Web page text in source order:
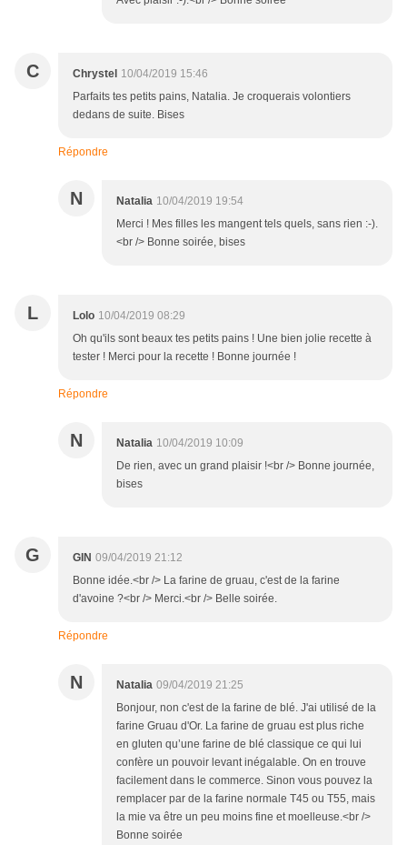
C Chrystel 10/04/2019 15:46
Parfaits tes petits pains, Natalia. Je croquerais volontiers
dedans de suite. Bises
Répondre
N Natalia 10/04/2019 19:54
Merci ! Mes filles les mangent tels quels, sans rien :-).
<br /> Bonne soirée, bises
L Lolo 10/04/2019 08:29
Oh qu'ils sont beaux tes petits pains ! Une bien jolie recette à
tester ! Merci pour la recette ! Bonne journée !
Répondre
N Natalia 10/04/2019 10:09
De rien, avec un grand plaisir !<br /> Bonne journée,
bises
G GIN 09/04/2019 21:12
Bonne idée.<br /> La farine de gruau, c'est de la farine
d'avoine ?<br /> Merci.<br /> Belle soirée.
Répondre
N Natalia 09/04/2019 21:25
Bonjour, non c'est de la farine de blé. J'ai utilisé de la
farine Gruau d'Or. La farine de gruau est plus riche
en gluten qu’une farine de blé classique ce qui lui
confère un pouvoir levant inégalable. On en trouve
facilement dans le commerce. Sinon vous pouvez la
remplacer par de la farine normale T45 ou T55, mais
la mie va être un peu moins fine et moelleuse.<br />
Bonne soirée